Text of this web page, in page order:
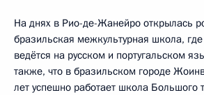
На днях в Рио-де-Жанейро открылась
бразильская межкультурная школа,
ведётся на русском и португальском
также, что в бразильском городе
лет успешно работает школа Большого